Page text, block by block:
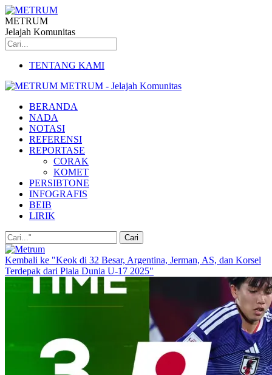
METRUM
Jelajah Komunitas
TENTANG KAMI
METRUM - Jelajah Komunitas
BERANDA
NADA
NOTASI
REFERENSI
REPORTASE
CORAK
KOMET
PERSIBTONE
INFOGRAFIS
BEIB
LIRIK
Kembali ke "Keok di 32 Besar, Argentina, Jerman, AS, dan Korsel
Terdepak dari Piala Dunia U-17 2025"